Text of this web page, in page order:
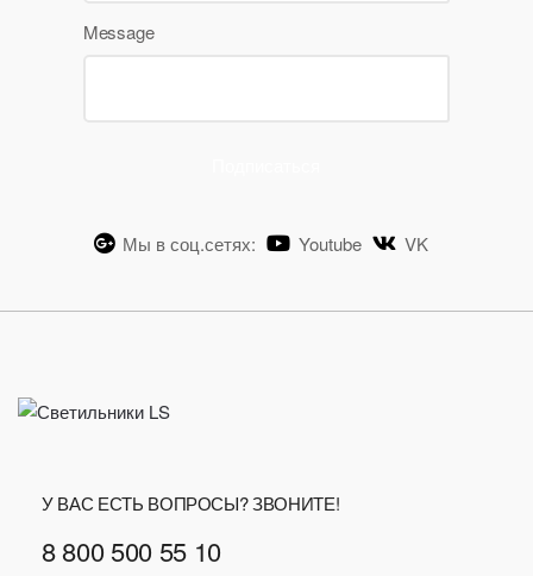
Message
Мы в соц.сетях: Youtube VK
У ВАС ЕСТЬ ВОПРОСЫ? ЗВОНИТЕ!
8 800 500 55 10